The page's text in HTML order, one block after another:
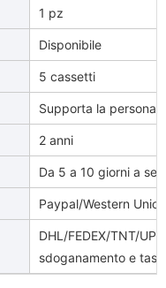
1 pz
Disponibile
5 cassetti
Supporta la
2 anni
Da 5 a 10 giorni a
Paypal/Western
DHL/FEDEX/TNT/
sdoganamento e